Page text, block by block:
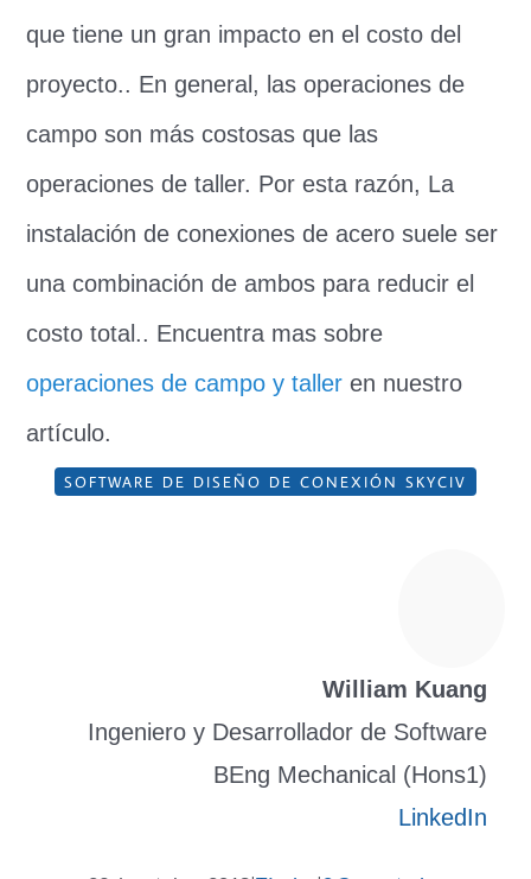
que tiene un gran impacto en el costo del
proyecto.. En general, las operaciones de
campo son más costosas que las
operaciones de taller. Por esta razón, La
instalación de conexiones de acero suele ser
una combinación de ambos para reducir el
costo total.. Encuentra mas sobre
operaciones de campo y taller en nuestro
artículo.
SOFTWARE DE DISEÑO DE CONEXIÓN SKYCIV
William Kuang
Ingeniero y Desarrollador de Software
BEng Mechanical (Hons1)
LinkedIn